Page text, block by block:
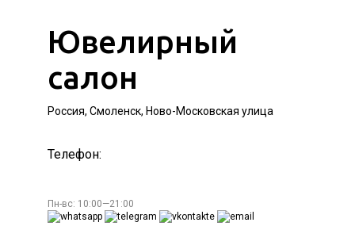
Ювелирный
салон
Россия, Смоленск, Ново-Московская улица
Телефон:
Пн-вс: 10:00—21:00